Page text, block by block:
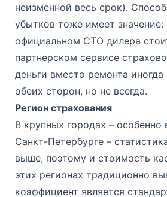
неизменной весь срок).
убытков тоже имеет значение:
официальном СТО дилера
партнерском сервисе
деньги вместо ремонта иногда
обеих сторон, но не всегда.
Регион страхования
В крупных городах – особенно
Санкт-Петербурге –
выше, поэтому и стоимость
этих регионах традиционно
коэффициент является